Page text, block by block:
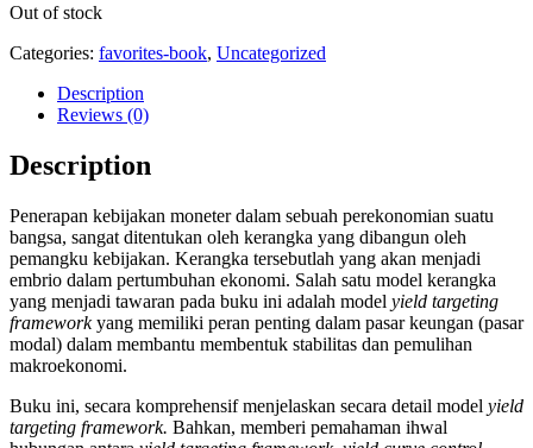
Out of stock
Categories: favorites-book, Uncategorized
Description
Reviews (0)
Description
Penerapan kebijakan moneter dalam sebuah perekonomian suatu
bangsa, sangat ditentukan oleh kerangka yang dibangun oleh
pemangku kebijakan. Kerangka tersebutlah yang akan menjadi
embrio dalam pertumbuhan ekonomi. Salah satu model kerangka
yang menjadi tawaran pada buku ini adalah model yield targeting
frameworkyang memiliki peran penting dalam pasar keungan (pasar
modal) dalam membantu membentuk stabilitas dan pemulihan
makroekonomi.
Buku ini, secara komprehensif menjelaskan secara detail model yield
targeting framework. Bahkan, memberi pemahaman ihwal